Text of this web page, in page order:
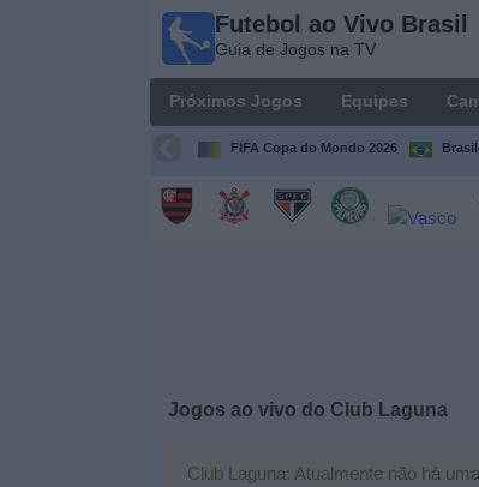
Futebol ao Vivo Brasil
Guia de Jogos na TV
Próximos Jogos Equipes
FIFA Copa do Mondo 2026
Jogos ao vivo do Club Laguna
Club Laguna: Atualmente não há